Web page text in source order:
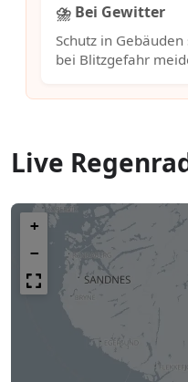
⛈️ Bei Gewitter
Schutz in
bei Blitzgefahr
Live
+
−